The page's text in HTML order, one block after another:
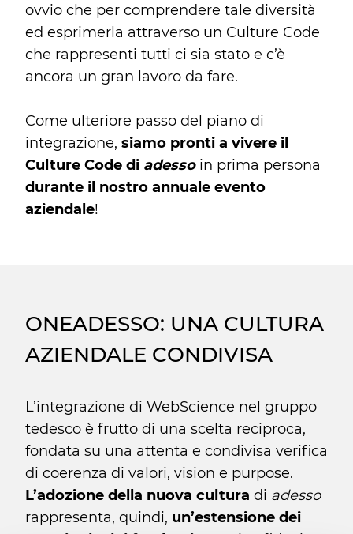
ovvio che per comprendere tale diversità
ed esprimerla attraverso un Culture Code
che rappresenti tutti ci sia stato e c’è
ancora un gran lavoro da fare.
Come ulteriore passo del piano di
integrazione, siamo pronti a vivere il
Culture Code di adessoin prima persona
durante il nostro annuale evento
aziendale!
ONEADESSO: UNA CULTURA
AZIENDALE CONDIVISA
L’integrazione di WebScience nel gruppo
tedesco è frutto di una scelta reciproca,
fondata su una attenta e condivisa verifica
di coerenza di valori, vision e purpose.
L’adozione della nuova cultura di adesso
rappresenta, quindi, un’estensione dei